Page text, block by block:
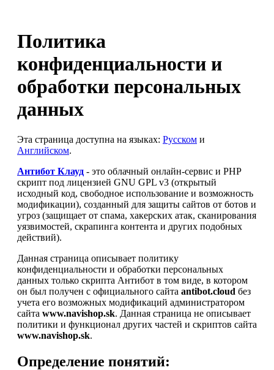
Политика
конфиденциальности и
обработки персональных
данных
Эта страница доступна на языках: Русском и
Английском.
Антибот Клауд - это облачный онлайн-сервис и PHP
скрипт под лицензией GNU GPL v3 (открытый
исходный код, свободное использование и возможность
модификации), созданный для защиты сайтов от ботов и
угроз (защищает от спама, хакерских атак, сканирования
уязвимостей, скрапинга контента и других подобных
действий).
Данная страница описывает политику
конфиденциальности и обработки персональных
данных только скрипта Антибот в том виде, в котором
он был получен с официального сайта antibot.cloud без
учета его возможных модификаций администратором
сайта www.navishop.sk. Данная страница не описывает
политики и функционал других частей и скриптов сайта
www.navishop.sk.
Определение понятий: